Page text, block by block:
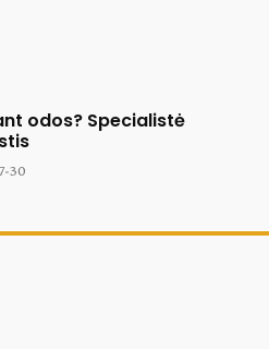
odos? Specialistė
30